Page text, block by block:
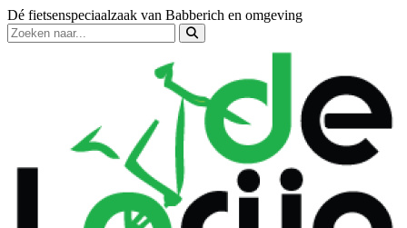
Dé fietsenspeciaalzaak van Babberich en omgeving